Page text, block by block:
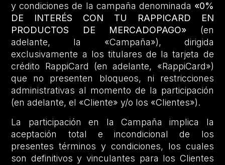
y condiciones de la campaña denominada «0%
DE INTERÉS CON TU RAPPICARD EN
PRODUCTOS DE MERCADOPAGO» (en
adelante, la «Campaña»), dirigida
exclusivamente a los titulares de la tarjeta de
crédito RappiCard (en adelante, «RappiCard»)
que no presenten bloqueos, ni restricciones
administrativas al momento de la participación
(en adelante, el «Cliente» y/o los «Clientes»).
La participación en la Campaña implica la
aceptación total e incondicional de los
presentes términos y condiciones, los cuales
son definitivos y vinculantes para los Clientes